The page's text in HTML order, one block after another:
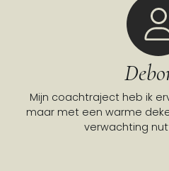
Mijn coachtraject heb ik
maar met een warme
verwachting